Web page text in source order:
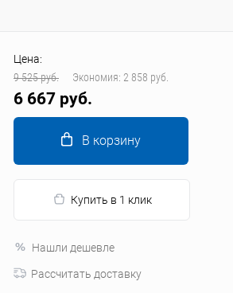
Цена:
9 525 руб.
Экономия: 2 858 руб.
6 667 руб.
В корзину
Купить в 1 клик
Нашли дешевле
Рассчитать доставку